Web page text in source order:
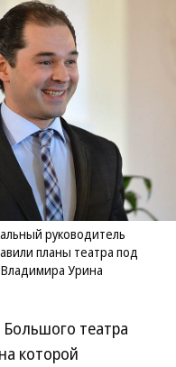
руководитель
планы театра под
Урина
театра
которой